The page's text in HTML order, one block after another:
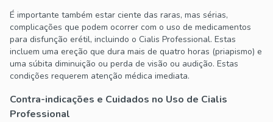
É importante também estar ciente das raras, mas sérias,
complicações que podem ocorrer com o uso de medicamentos
para disfunção erétil, incluindo o Cialis Professional. Estas
incluem uma ereção que dura mais de quatro horas (priapismo) e
uma súbita diminuição ou perda de visão ou audição. Estas
condições requerem atenção médica imediata.
Contra-indicações e Cuidados no Uso de Cialis
Professional